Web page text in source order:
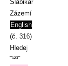
Slabikář
Zázemí
English
(č. 316)
Hledej
‾¹²³‾